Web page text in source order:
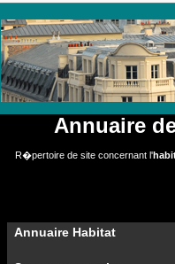
Annuaire
R�pertoire de site concernant l'
Annuaire Habitat